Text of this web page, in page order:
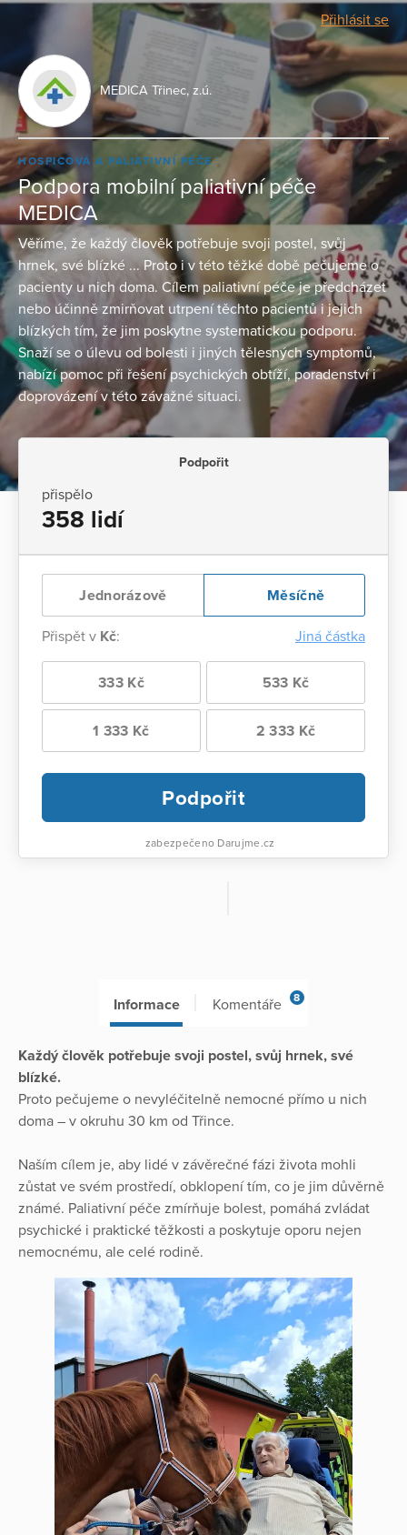
Přihlásit se
MEDICA Třinec, z.ú.
HOSPICOVÁ A PALIATIVNÍ PÉČE
Podpora mobilní paliativní péče
MEDICA
Věříme, že každý člověk potřebuje svoji postel, svůj
hrnek, své blízké ... Proto i v této těžké době pečujeme o
pacienty u nich doma. Cílem paliativní péče je předcházet
nebo účinně zmirňovat utrpení těchto pacientů i jejich
blízkých tím, že jim poskytne systematickou podporu.
Snaží se o úlevu od bolesti i jiných tělesných symptomů,
nabízí pomoc při řešení psychických obtíží, poradenství i
doprovázení v této závažné situaci.
Podpořit
přispělo
358 lidí
Jednorázově Měsíčně
Přispět v Kč: Jiná částka
333 Kč 533 Kč
1 333 Kč 2 333 Kč
Podpořit
zabezpečeno Darujme.cz
Informace Komentáře 8
Každý člověk potřebuje svoji postel, svůj hrnek, své
blízké.
Proto pečujeme o nevyléčitelně nemocné přímo u nich
doma – v okruhu 30 km od Třince.
Naším cílem je, aby lidé v závěrečné fázi života mohli
zůstat ve svém prostředí, obklopení tím, co je jim důvěrně
známé. Paliativní péče zmírňuje bolest, pomáhá zvládat
psychické i praktické těžkosti a poskytuje oporu nejen
nemocnému, ale celé rodině.